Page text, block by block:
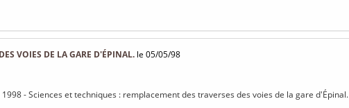
VOIES DE LA GARE D'ÉPINAL. le 05/05/98
- Sciences et techniques : remplacement des traverses des voies de la gare d'Épinal.